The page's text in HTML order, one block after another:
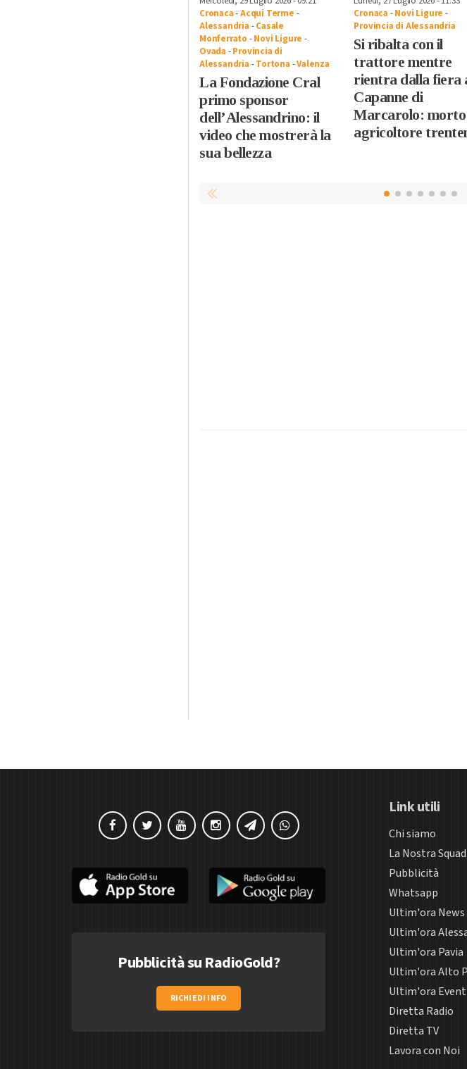
Cronaca-Acqui Terme -
Alessandria -Casale
Monferrato -Novi Ligure -
Ovada -Provincia di
Alessandria -Tortona -Valenza
La Fondazione Cral
primo sponsor
dell’Alessandrino: il
video che mostrerà la
sua bellezza
Cronaca -Novi Ligure -
Provincia di Alessandria
Si ribalta con il
trattore mentre
rientra dalla fiera
Capanne di
Marcarolo: morto
agricoltore
Pubblicità su RadioGold?
RICHIEDI INFO
Link utili
Chi siamo
La Nostra
Pubblicità
Whatsapp
Ultim'ora News
Ultim'ora
Ultim'ora Pavia
Ultim'ora Alto
Ultim'ora
Diretta Radio
Diretta TV
Lavora con Noi